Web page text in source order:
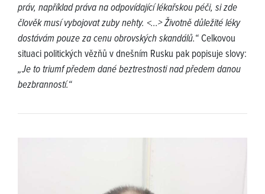
práv, například práva na odpovídající lékařskou péči, si zde
člověk musí vybojovat zuby nehty. <...> Životně důležité léky
dostávám pouze za cenu obrovských skandálů.“Celkovou
situaci politických vězňů v dnešním Rusku pak popisuje slovy:
„Je to triumf předem dané beztrestnosti nad předem danou
bezbranností.“